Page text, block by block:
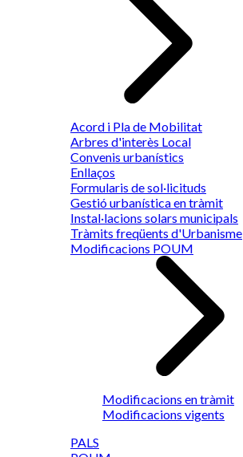
Acord i Pla de Mobilitat
Arbres d'interès Local
Convenis urbanístics
Enllaços
Formularis de sol·licituds
Gestió urbanística en tràmit
Instal·lacions solars municipals
Tràmits freqüents d'Urbanisme
Modificacions POUM
Modificacions en tràmit
Modificacions vigents
PALS